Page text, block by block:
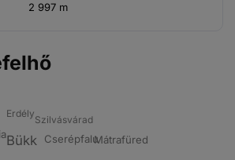
2 997 m
Bükk CserépfaluMátrafüred
Erdély
Szilvásvárad